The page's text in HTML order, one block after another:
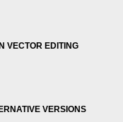
VECTOR EDITING
VERSIONS